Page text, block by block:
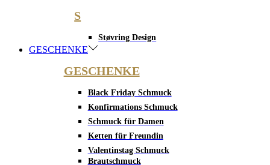
S
Støvring Design
GESCHENKE
GESCHENKE
Black Friday Schmuck
Konfirmations Schmuck
Schmuck für Damen
Ketten für Freundin
Valentinstag Schmuck
Brautschmuck